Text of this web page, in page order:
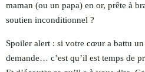
maman (ou un papa) en or, prête à
soutien inconditionnel ?
Spoiler alert : si votre cœur a battu
demande… c’est qu’il est temps de